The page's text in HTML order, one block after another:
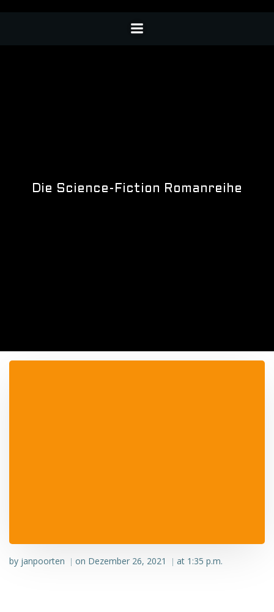
Die Science-Fiction Romanreihe
by janpoorten | on Dezember 26, 2021 | at 1:35 p.m.